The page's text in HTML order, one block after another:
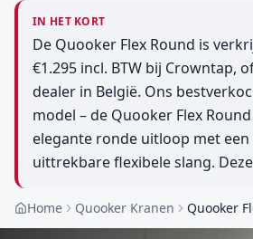
IN HET KORT
De Quooker Flex Round is
€1.295 incl. BTW bij Crowntap,
dealer in België. Ons
model – de Quooker Flex
elegante ronde uitloop met
uittrekbare flexibele slang.
Home Quooker Kranen Quooker